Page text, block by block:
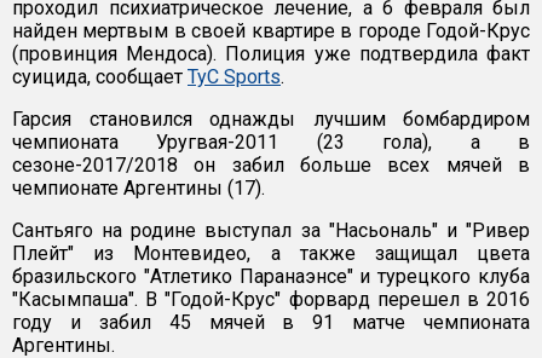
проходил психиатрическое лечение, а 6 февраля был
найден мертвым в своей квартире в городе Годой-Крус
(провинция Мендоса). Полиция уже подтвердила факт
суицида, сообщает TyC Sports.
Гарсия становился однажды лучшим бомбардиром
чемпионата Уругвая-2011 (23 гола), а в
сезоне-2017/2018 он забил больше всех мячей в
чемпионате Аргентины (17).
Сантьяго на родине выступал за "Насьональ" и "Ривер
Плейт" из Монтевидео, а также защищал цвета
бразильского "Атлетико Паранаэнсе" и турецкого клуба
"Касымпаша". В "Годой-Крус" форвард перешел в 2016
году и забил 45 мячей в 91 матче чемпионата
Аргентины.